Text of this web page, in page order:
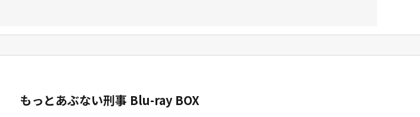
もっとあぶない刑事 Blu-ray BOX